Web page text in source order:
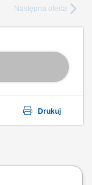
Następna oferta
Drukuj